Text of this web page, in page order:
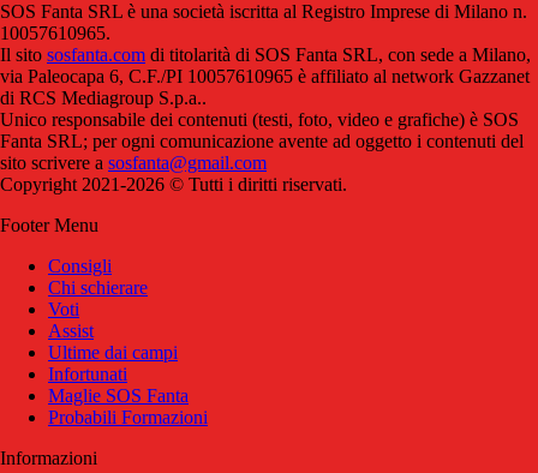
SOS Fanta SRL è una società iscritta al Registro Imprese di Milano n.
10057610965.
Il sito sosfanta.com di titolarità di SOS Fanta SRL, con sede a Milano,
via Paleocapa 6, C.F./PI 10057610965 è affiliato al network Gazzanet
di RCS Mediagroup S.p.a..
Unico responsabile dei contenuti (testi, foto, video e grafiche) è SOS
Fanta SRL; per ogni comunicazione avente ad oggetto i contenuti del
sito scrivere a sosfanta@gmail.com
Copyright 2021-2026 © Tutti i diritti riservati.
Footer Menu
Consigli
Chi schierare
Voti
Assist
Ultime dai campi
Infortunati
Maglie SOS Fanta
Probabili Formazioni
Informazioni